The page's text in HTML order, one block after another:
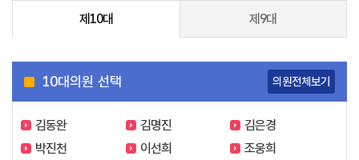
홍
보
영
상
제10대 제9대
10대의원 선택 의원전체보기
김동완 김명진
김은경
박진천
이선희
조웅희